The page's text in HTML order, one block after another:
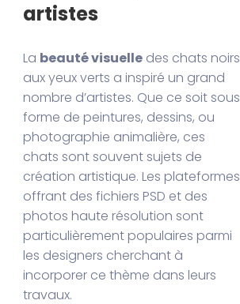
artistes
La beauté visuelle des chats noirs
aux yeux verts a inspiré un grand
nombre d’artistes. Que ce soit sous
forme de peintures, dessins, ou
photographie animalière, ces
chats sont souvent sujets de
création artistique. Les plateformes
offrant des fichiers PSD et des
photos haute résolution sont
particulièrement populaires parmi
les designers cherchant à
incorporer ce thème dans leurs
travaux.